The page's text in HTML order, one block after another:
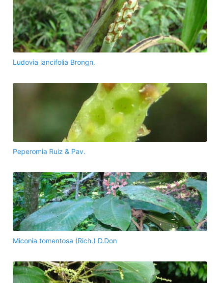
Ludovia lancifolia Brongn.
Peperomia Ruiz & Pav.
Miconia tomentosa (Rich.) D.Don